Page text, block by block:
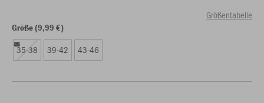
Größentabelle
Größe (9,99 €)
35-38 39-42 43-46